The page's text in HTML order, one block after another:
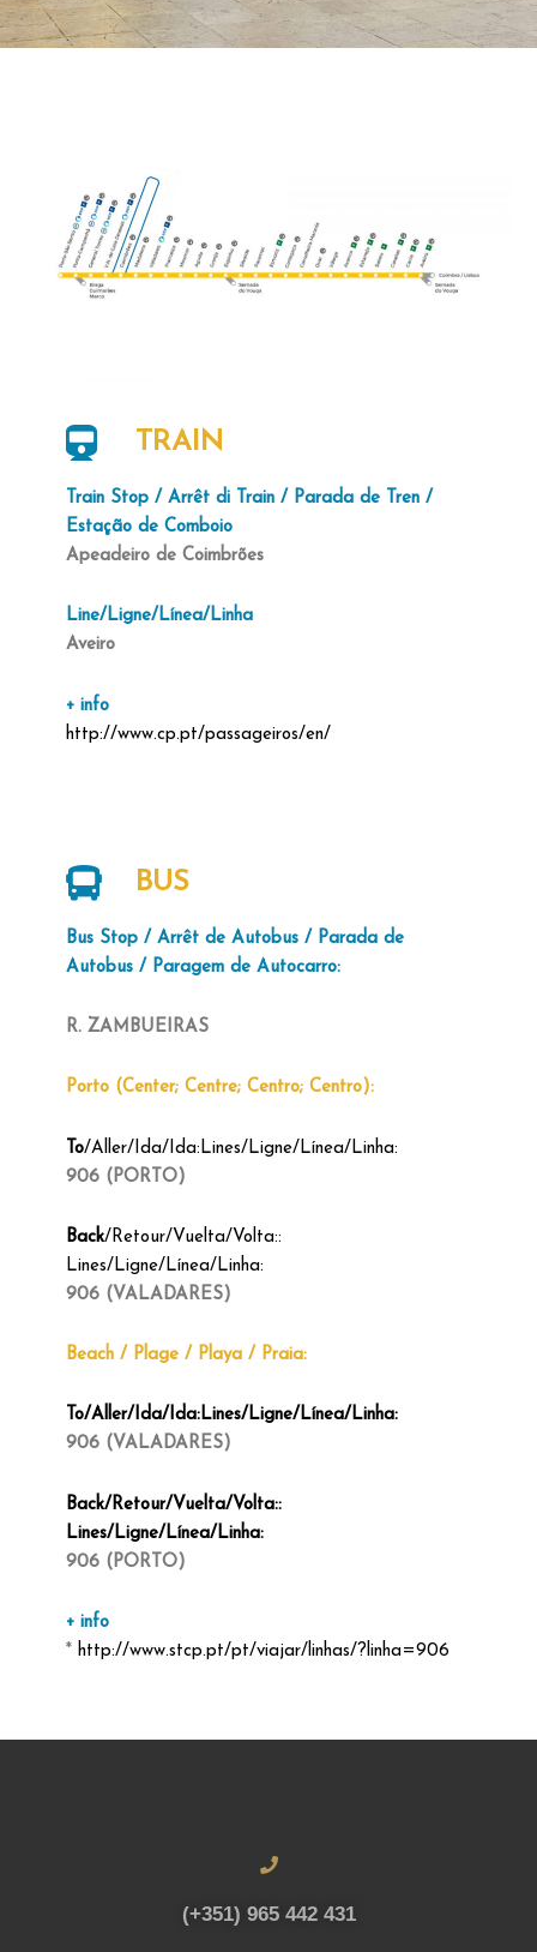
TRAIN
Train Stop / Arrêt di Train / Parada de Tren /
Estação de Comboio
Apeadeiro de Coimbrões
Line/Ligne/Línea/Linha
Aveiro
+ info
http://www.cp.pt/passageiros/en/
BUS
Bus Stop / Arrêt de Autobus / Parada de
Autobus / Paragem de Autocarro:
R. ZAMBUEIRAS
Porto (Center; Centre; Centro; Centro):
To/Aller/Ida/Ida:Lines/Ligne/Línea/Linha:
906 (PORTO)
Back/Retour/Vuelta/Volta::
Lines/Ligne/Línea/Linha:
906 (VALADARES)
Beach / Plage / Playa / Praia:
To/Aller/Ida/Ida:Lines/Ligne/Línea/Linha:
906 (VALADARES)
Back/Retour/Vuelta/Volta::
Lines/Ligne/Línea/Linha:
906 (PORTO)
+ info
* http://www.stcp.pt/pt/viajar/linhas/?linha=906
(+351) 965 442 431